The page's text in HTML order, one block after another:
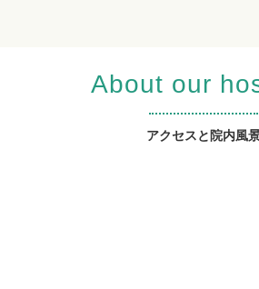
About our
アクセスと院内風